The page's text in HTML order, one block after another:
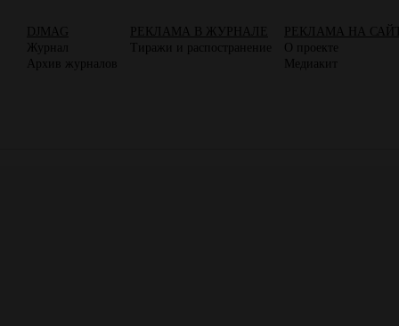
DJMAG
Журнал
Архив журналов
РЕКЛАМА В ЖУРНАЛЕ
Тиражи и распостранение
РЕКЛАМА НА
О проекте
Медиакит